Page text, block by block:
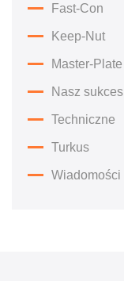
Fast-Con
Keep-Nut
Master-Plate
Nasz sukces
Techniczne
Turkus
Wiadomości